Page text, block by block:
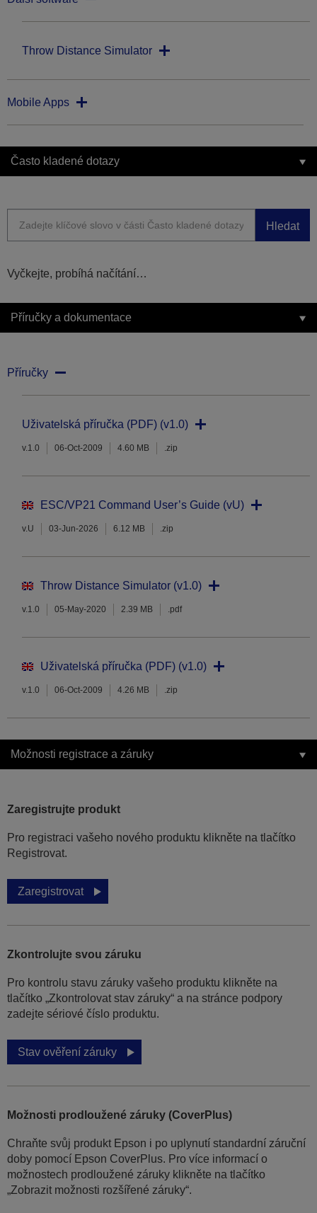
Throw Distance Simulator
Mobile Apps
Často kladené dotazy
Hledat
Vyčkejte, probíhá načítání…
Příručky a dokumentace
Příručky
Uživatelská příručka (PDF) (v1.0)
v.1.0 06-Oct-2009 4.60 MB .zip
ESC/VP21 Command User’s Guide (vU)
v.U 03-Jun-2026 6.12 MB .zip
Throw Distance Simulator (v1.0)
v.1.0 05-May-2020 2.39 MB .pdf
Uživatelská příručka (PDF) (v1.0)
v.1.0 06-Oct-2009 4.26 MB .zip
Možnosti registrace a záruky
Zaregistrujte produkt
Pro registraci vašeho nového produktu klikněte na tlačítko
Registrovat.
Zaregistrovat
Zkontrolujte svou záruku
Pro kontrolu stavu záruky vašeho produktu klikněte na
tlačítko „Zkontrolovat stav záruky“ a na stránce podpory
zadejte sériové číslo produktu.
Stav ověření záruky
Možnosti prodloužené záruky (CoverPlus)
Chraňte svůj produkt Epson i po uplynutí standardní záruční
doby pomocí Epson CoverPlus. Pro více informací o
možnostech prodloužené záruky klikněte na tlačítko
„Zobrazit možnosti rozšířené záruky“.